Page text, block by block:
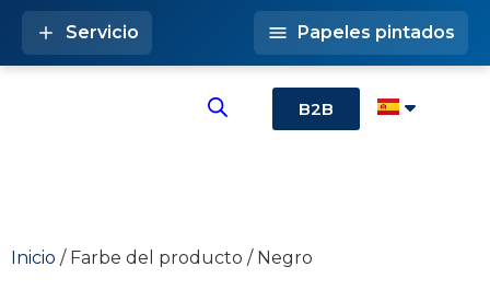
B2B
Servicio Papeles pintados
Inicio / Farbe del producto / Negro